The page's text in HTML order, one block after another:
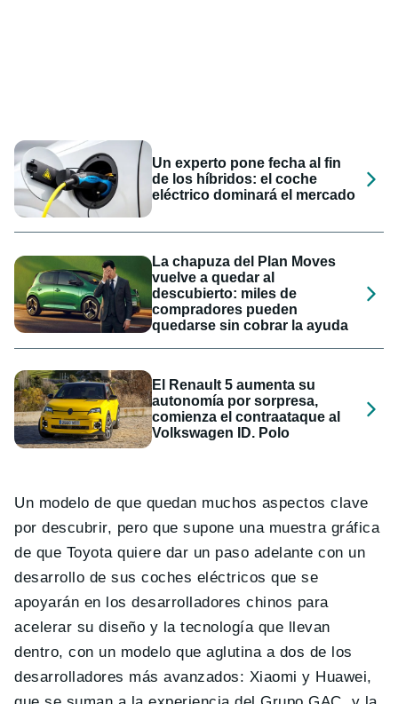
Un experto pone fecha al fin
de los híbridos: el coche
eléctrico dominará el mercado
La chapuza del Plan Moves
vuelve a quedar al
descubierto: miles de
compradores pueden
quedarse sin cobrar la ayuda
El Renault 5 aumenta su
autonomía por sorpresa,
comienza el contraataque al
Volkswagen ID. Polo
Un modelo de que quedan muchos aspectos clave
por descubrir, pero que supone una muestra gráfica
de que Toyota quiere dar un paso adelante con un
desarrollo de sus coches eléctricos que se
apoyarán en los desarrolladores chinos para
acelerar su diseño y la tecnología que llevan
dentro, con un modelo que aglutina a dos de los
desarrolladores más avanzados: Xiaomi y Huawei,